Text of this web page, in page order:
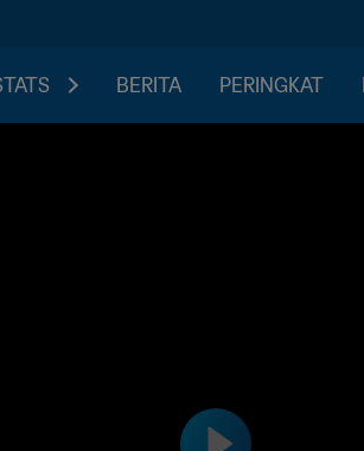
BERITA PERINGKAT